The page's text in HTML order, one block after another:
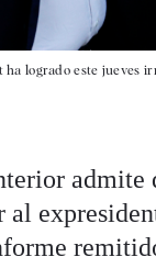
logrado este jueves
admite
al